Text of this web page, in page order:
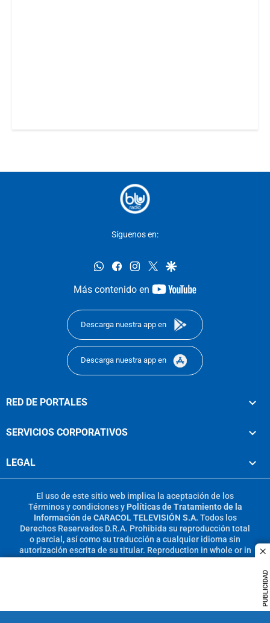
PUBLICIDAD
Síguenos en:
whatsappfacebookinstagram
twittergoogle
Más contenido en
youtube-
Descarga nuestra app en
Descarga nuestra app en
RED DE PORTALES
SERVICIOS CORPORATIVOS
LEGAL
El uso de este sitio web implica la aceptación de los
Términos y condicionesy Políticas de Tratamiento de la
Información de CARACOL TELEVISIÓN S.A. Todos los
Derechos Reservados D.R.A. Prohibida su reproducción total
o parcial, así como su traducción a cualquier idioma sin
autorización escrita de su titular. Reproduction in whole or in